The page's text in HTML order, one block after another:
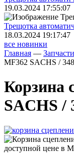
19.03.2024 17:55:07
Трещoтка
18.03.2024 19:17:47
все новинки
Главная —
MF362 SACHS /
Корзина
SACHS /